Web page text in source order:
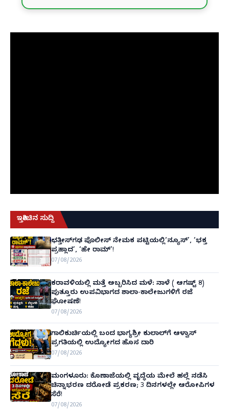
ಇತ್ತೀಚಿನ ಸುದ್ದಿ
ಛತ್ತೀಸ್‌ಗಢ ಪೊಲೀಸ್ ನೇಮಕ ಪಟ್ಟಿಯಲ್ಲಿ‘ನ್ಯೂಸ್’, ‘ಭಕ್ತ
ಪ್ರಹ್ಲಾದ’, ‘ಹೇ ರಾಮ್’!
07/08/2026
ಕರಾವಳಿಯಲ್ಲಿ ಮತ್ತೆ ಅಬ್ಬರಿಸಿದ ಮಳೆ: ನಾಳೆ ( ಆಗಷ್ಟ್ 8)
ಪುತ್ತೂರು ಉಪವಿಭಾಗದ ಶಾಲಾ-ಕಾಲೇಜುಗಳಿಗೆ ರಜೆ
ಘೋಷಣೆ!
07/08/2026
ಗಾಲಿಕುರ್ಚಿಯಲ್ಲಿ ಬಂದ ಭಾಗ್ಯಶ್ರೀ ಕುಲಾಲ್‌ಗೆ ಆಳ್ವಾಸ್
ಪ್ರಗತಿಯಲ್ಲಿ ಉದ್ಯೋಗದ ಹೊಸ ದಾರಿ
07/08/2026
ಮಂಗಳೂರು: ಕೊಣಾಜೆಯಲ್ಲಿ ವೃದ್ಧೆಯ ಮೇಲೆ ಹಲ್ಲೆ ನಡೆಸಿ
ಚಿನ್ನಾಭರಣ ದರೋಡೆ ಪ್ರಕರಣ; 3 ದಿನಗಳಲ್ಲೇ ಆರೋಪಿಗಳ
ಸೆರೆ!
07/08/2026